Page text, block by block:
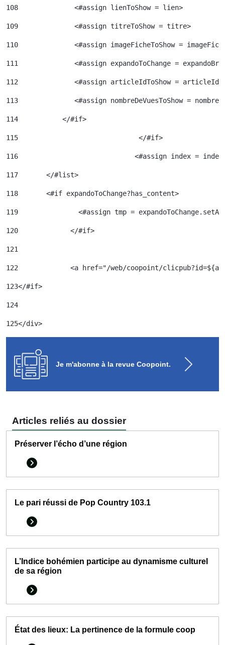
108
              <#assign lienToShow = lien>
109
              <#assign titreToShow = titre>
110
<#assign imageFicheToShow =
111
<#assign expandoToChange =
112
<#assign articleIdToShow =
113
<#assign nombreDeVuesToShow =
114
           </#if>
115
				 </#if>
116
<#assign index =
117
	  </#list>
118
	  <#if expandoToChange?has_content>
119
120
121
122
<a href="/web/coopoint/
123</#if>
124
125</div>
Je m'abonne à la revue Coopoint.
Articles reliés au dossier
Préserver l’écho d’une région
Le pari réussi de Pop Country 103.1
L’Indice bohémien participe au dynamisme culturel
de sa région
État des lieux: La pertinence de la formule coop